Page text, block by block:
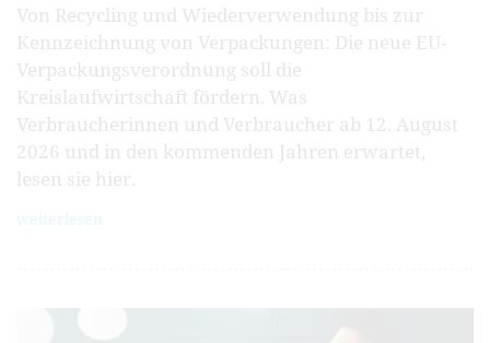
Von Recycling und Wiederverwendung bis zur
Kennzeichnung von Verpackungen: Die neue EU-
Verpackungsverordnung soll die
Kreislaufwirtschaft fördern. Was
Verbraucherinnen und Verbraucher ab 12. August
2026 und in den kommenden Jahren erwartet,
lesen sie hier.
weiterlesen